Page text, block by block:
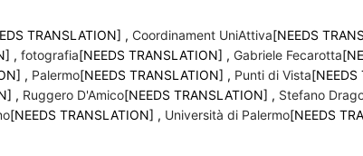
TRANSLATION] , Coordinament UniAttiva[NEEDS
, fotografia[NEEDS TRANSLATION] , Gabriele Fecarotta
, Palermo[NEEDS TRANSLATION] , Punti di Vista[NEEDS
, Ruggero D'Amico[NEEDS TRANSLATION] , Stefano
[NEEDS TRANSLATION] , Università di Palermo[NEEDS